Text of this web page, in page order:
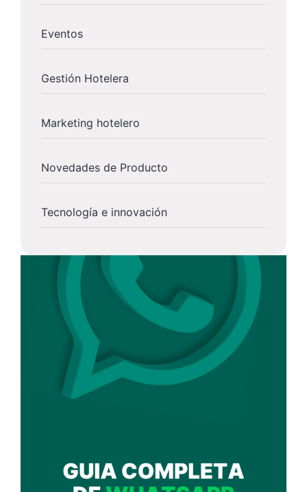
Eventos
Gestión Hotelera
Marketing hotelero
Novedades de Producto
Tecnología e innovación